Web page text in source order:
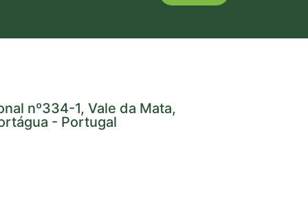
nº334-1, Vale da Mata,
- Portugal